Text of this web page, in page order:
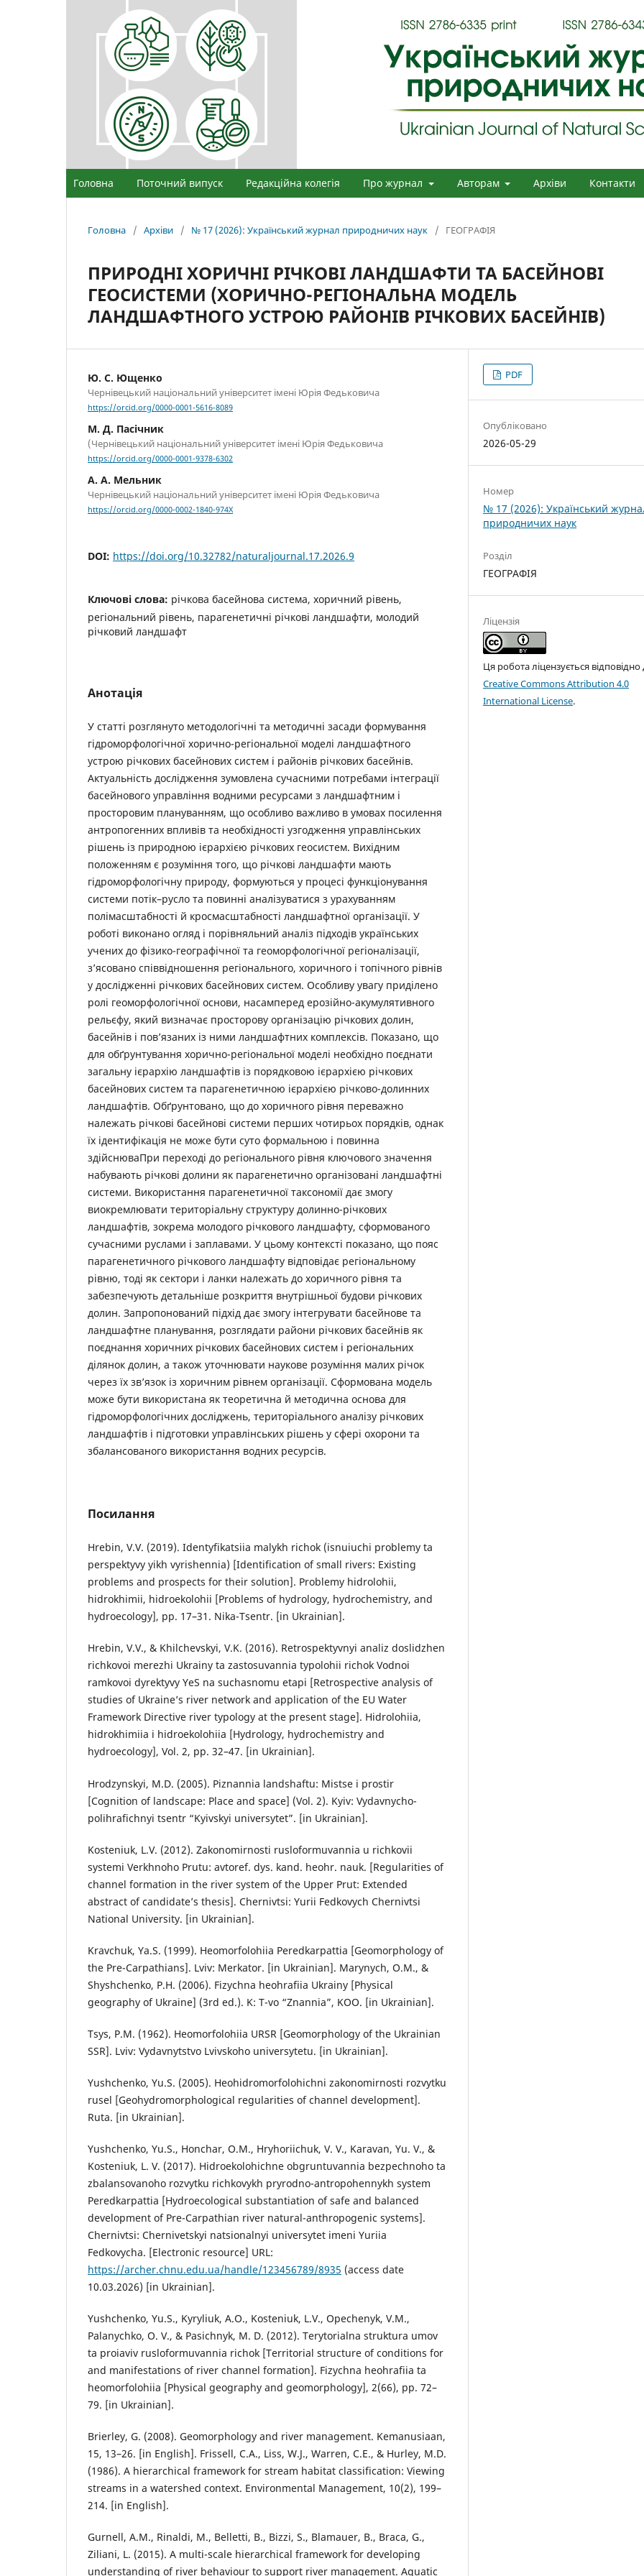
Головна Поточний випуск Редакційна колегія Про журнал Авторам Архіви Контакти
Головна / Архіви / № 17 (2026): Український журнал природничих наук / ГЕОГРАФІЯ
ПРИРОДНІ ХОРИЧНІ РІЧКОВІ ЛАНДШАФТИ ТА БАСЕЙНОВІ
ГЕОСИСТЕМИ (ХОРИЧНО-РЕГІОНАЛЬНА МОДЕЛЬ
ЛАНДШАФТНОГО УСТРОЮ РАЙОНІВ РІЧКОВИХ БАСЕЙНІВ)
Ю. С. Ющенко
Чернівецький національний університет імені Юрія Федьковича
https://orcid.org/0000-0001-5616-8089
М. Д. Пасічник
(Чернівецький національний університет імені Юрія Федьковича
https://orcid.org/0000-0001-9378-6302
А. А. Мельник
Чернівецький національний університет імені Юрія Федьковича
https://orcid.org/0000-0002-1840-974X
DOI: https://doi.org/10.32782/naturaljournal.17.2026.9
Ключові слова: річкова басейнова система, хоричний рівень,
регіональний рівень, парагенетичні річкові ландшафти, молодий
річковий ландшафт
Анотація
У статті розглянуто методологічні та методичні засади формування
гідроморфологічної хорично-регіональної моделі ландшафтного
устрою річкових басейнових систем і районів річкових басейнів.
Актуальність дослідження зумовлена сучасними потребами інтеграції
басейнового управління водними ресурсами з ландшафтним і
просторовим плануванням, що особливо важливо в умовах посилення
антропогенних впливів та необхідності узгодження управлінських
рішень із природною ієрархією річкових геосистем. Вихідним
положенням є розуміння того, що річкові ландшафти мають
гідроморфологічну природу, формуються у процесі функціонування
системи потік–русло та повинні аналізуватися з урахуванням
полімасштабності й кросмасштабності ландшафтної організації. У
роботі виконано огляд і порівняльний аналіз підходів українських
учених до фізико-географічної та геоморфологічної регіоналізації,
з’ясовано співвідношення регіонального, хоричного і топічного рівнів
у дослідженні річкових басейнових систем. Особливу увагу приділено
ролі геоморфологічної основи, насамперед ерозійно-акумулятивного
рельєфу, який визначає просторову організацію річкових долин,
басейнів і пов’язаних із ними ландшафтних комплексів. Показано, що
для обґрунтування хорично-регіональної моделі необхідно поєднати
загальну ієрархію ландшафтів із порядковою ієрархією річкових
басейнових систем та парагенетичною ієрархією річково-долинних
ландшафтів. Обґрунтовано, що до хоричного рівня переважно
належать річкові басейнові системи перших чотирьох порядків, однак
їх ідентифікація не може бути суто формальною і повинна
здійснюваПри переході до регіонального рівня ключового значення
набувають річкові долини як парагенетично організовані ландшафтні
системи. Використання парагенетичної таксономії дає змогу
виокремлювати територіальну структуру долинно-річкових
ландшафтів, зокрема молодого річкового ландшафту, сформованого
сучасними руслами і заплавами. У цьому контексті показано, що пояс
парагенетичного річкового ландшафту відповідає регіональному
рівню, тоді як сектори і ланки належать до хоричного рівня та
забезпечують детальніше розкриття внутрішньої будови річкових
долин. Запропонований підхід дає змогу інтегрувати басейнове та
ландшафтне планування, розглядати райони річкових басейнів як
поєднання хоричних річкових басейнових систем і регіональних
ділянок долин, а також уточнювати наукове розуміння малих річок
через їх зв’язок із хоричним рівнем організації. Сформована модель
може бути використана як теоретична й методична основа для
гідроморфологічних досліджень, територіального аналізу річкових
ландшафтів і підготовки управлінських рішень у сфері охорони та
збалансованого використання водних ресурсів.
Посилання
Hrebin, V.V. (2019). Identyfikatsiia malykh richok (isnuiuchi problemy ta
perspektyvy yikh vyrishennia) [Identification of small rivers: Existing
problems and prospects for their solution]. Problemy hidrolohii,
hidrokhimii, hidroekolohii [Problems of hydrology, hydrochemistry, and
hydroecology], pp. 17–31. Nika-Tsentr. [in Ukrainian].
Hrebin, V.V., & Khilchevskyi, V.K. (2016). Retrospektyvnyi analiz doslidzhen
richkovoi merezhi Ukrainy ta zastosuvannia typolohii richok Vodnoi
ramkovoi dyrektyvy YeS na suchasnomu etapi [Retrospective analysis of
studies of Ukraine’s river network and application of the EU Water
Framework Directive river typology at the present stage]. Hidrolohiia,
hidrokhimiia i hidroekolohiia [Hydrology, hydrochemistry and
hydroecology], Vol. 2, pp. 32–47. [in Ukrainian].
Hrodzynskyi, M.D. (2005). Piznannia landshaftu: Mistse i prostir
[Cognition of landscape: Place and space] (Vol. 2). Kyiv: Vydavnycho-
polihrafichnyi tsentr “Kyivskyi universytet”. [in Ukrainian].
Kosteniuk, L.V. (2012). Zakonomirnosti rusloformuvannia u richkovii
systemi Verkhnoho Prutu: avtoref. dys. kand. heohr. nauk. [Regularities of
channel formation in the river system of the Upper Prut: Extended
abstract of candidate’s thesis]. Chernivtsi: Yurii Fedkovych Chernivtsi
National University. [in Ukrainian].
Kravchuk, Ya.S. (1999). Heomorfolohiia Peredkarpattia [Geomorphology of
the Pre-Carpathians]. Lviv: Merkator. [in Ukrainian]. Marynych, O.M., &
Shyshchenko, P.H. (2006). Fizychna heohrafiia Ukrainy [Physical
geography of Ukraine] (3rd ed.). K: T-vo “Znannia”, KOO. [in Ukrainian].
Tsys, P.M. (1962). Heomorfolohiia URSR [Geomorphology of the Ukrainian
SSR]. Lviv: Vydavnytstvo Lvivskoho universytetu. [in Ukrainian].
Yushchenko, Yu.S. (2005). Heohidromorfolohichni zakonomirnosti rozvytku
rusel [Geohydromorphological regularities of channel development].
Ruta. [in Ukrainian].
Yushchenko, Yu.S., Honchar, O.M., Hryhoriichuk, V. V., Karavan, Yu. V., &
Kosteniuk, L. V. (2017). Hidroekolohichne obgruntuvannia bezpechnoho ta
zbalansovanoho rozvytku richkovykh pryrodno-antropohennykh system
Peredkarpattia [Hydroecological substantiation of safe and balanced
development of Pre-Carpathian river natural-anthropogenic systems].
Chernivtsi: Chernivetskyi natsionalnyi universytet imeni Yuriia
Fedkovycha. [Electronic resource] URL:
https://archer.chnu.edu.ua/handle/123456789/8935 (access date
10.03.2026) [in Ukrainian].
Yushchenko, Yu.S., Kyryliuk, A.O., Kosteniuk, L.V., Opechenyk, V.M.,
Palanychko, O. V., & Pasichnyk, M. D. (2012). Terytorialna struktura umov
ta proiaviv rusloformuvannia richok [Territorial structure of conditions for
and manifestations of river channel formation]. Fizychna heohrafiia ta
heomorfolohiia [Physical geography and geomorphology], 2(66), pp. 72–
79. [in Ukrainian].
Brierley, G. (2008). Geomorphology and river management. Kemanusiaan,
15, 13–26. [in English]. Frissell, C.A., Liss, W.J., Warren, C.E., & Hurley, M.D.
(1986). A hierarchical framework for stream habitat classification: Viewing
streams in a watershed context. Environmental Management, 10(2), 199–
214. [in English].
Gurnell, A.M., Rinaldi, M., Belletti, B., Bizzi, S., Blamauer, B., Braca, G.,
Ziliani, L. (2015). A multi-scale hierarchical framework for developing
understanding of river behaviour to support river management. Aquatic
PDF
Опубліковано
2026-05-29
Номер
№ 17 (2026): Український
природничих наук
Розділ
ГЕОГРАФІЯ
Ліцензія
Ця робота ліцензується відповідно
Creative Commons Attribution 4.0
International License.